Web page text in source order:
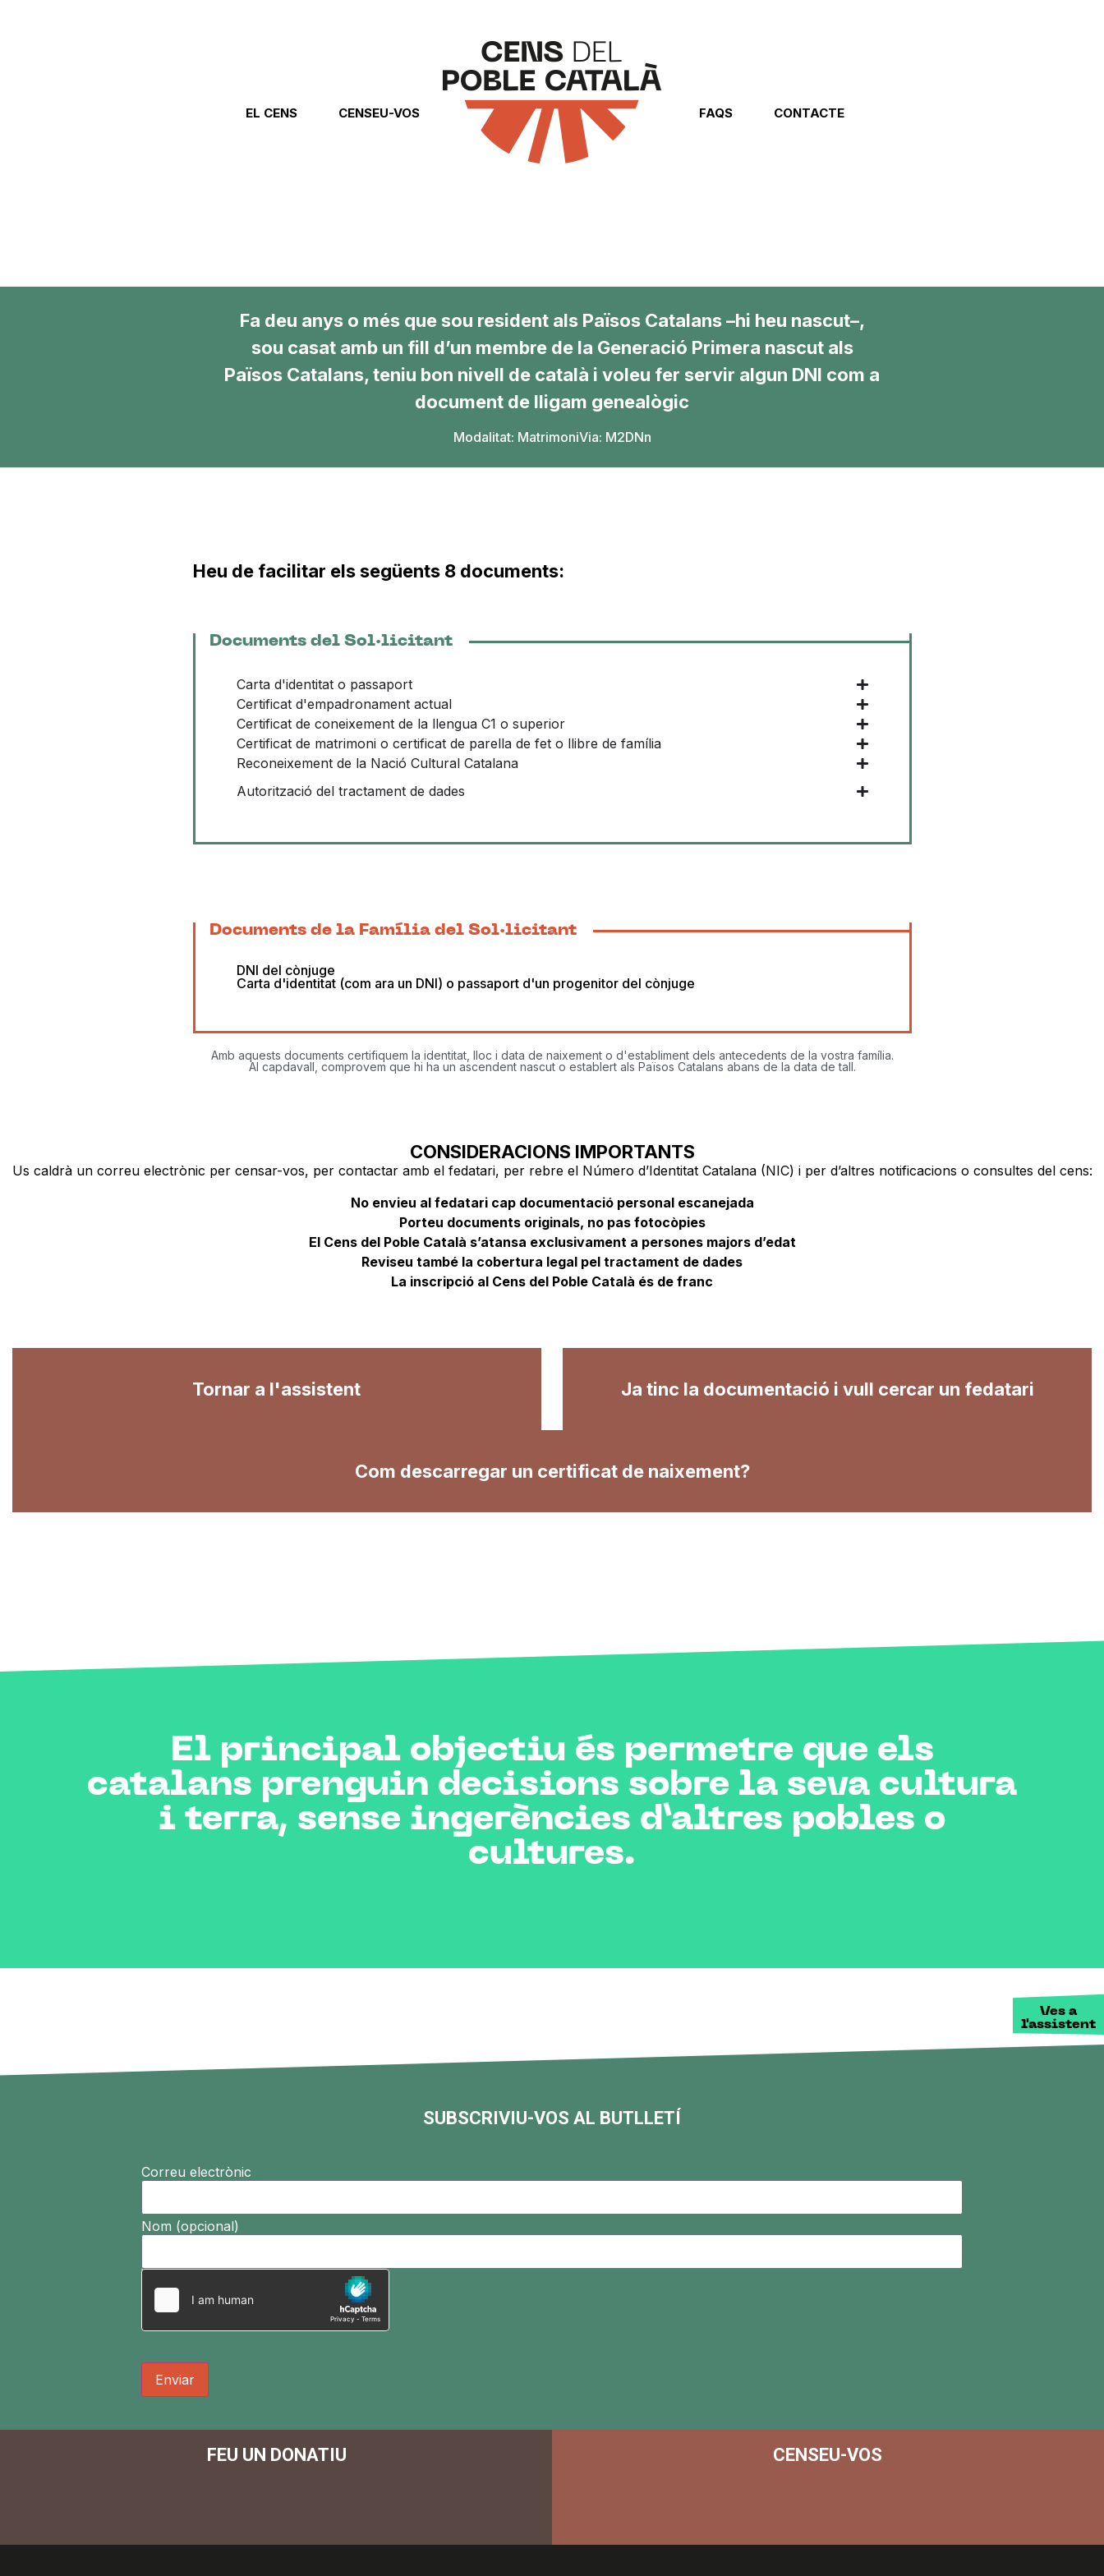
EL CENS CENSEU-VOS FAQS CONTACTE
Fa deu anys o més que sou resident als Països Catalans –hi heu nascut–,
sou casat amb un fill d’un membre de la Generació Primera nascut als
Països Catalans, teniu bon nivell de català i voleu fer servir algun DNI com a
document de lligam genealògic
Modalitat: MatrimoniVia: M2DNn
Heu de facilitar els següents 8 documents:
Documents del Sol·licitant
Carta d'identitat o passaport
Certificat d'empadronament actual
Certificat de coneixement de la llengua C1 o superior
Certificat de matrimoni o certificat de parella de fet o llibre de família
Reconeixement de la Nació Cultural Catalana
Autorització del tractament de dades
Documents de la Família del Sol·licitant
DNI del cònjuge
Carta d'identitat (com ara un DNI) o passaport d'un progenitor del cònjuge
Amb aquests documents certifiquem la identitat, lloc i data de naixement o d'establiment dels antecedents de la vostra família.
Al capdavall, comprovem que hi ha un ascendent nascut o establert als Països Catalans abans de la data de tall.
CONSIDERACIONS IMPORTANTS
Us caldrà un correu electrònic per censar-vos, per contactar amb el fedatari, per rebre el Número d’Identitat Catalana (NIC) i per d’altres notificacions o consultes del cens:
No envieu al fedatari cap documentació personal escanejada
Porteu documents originals, no pas fotocòpies
El Cens del Poble Català s’atansa exclusivament a persones majors d’edat
Reviseu també la cobertura legal pel tractament de dades
La inscripció al Cens del Poble Català és de franc
Tornar a l'assistent Ja tinc la documentació i vull cercar un fedatari
Com descarregar un certificat de naixement?
El principal objectiu és permetre que els
catalans prenguin decisions sobre la seva cultura
i terra, sense ingerències d’altres pobles o
cultures.
Ves a
l'assistent
SUBSCRIVIU-VOS AL BUTLLETÍ
Correu electrònic
Nom (opcional)
Enviar
FEU UN DONATIU CENSEU-VOS